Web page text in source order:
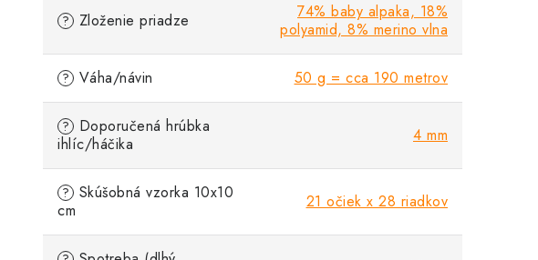
? Zloženie priadze
74% baby alpaka, 18%
polyamid, 8% merino vlna
? Váha/návin 50 g = cca 190 metrov
? Doporučená hrúbka
ihlíc/háčika
4 mm
? Skúšobná vzorka 10x10
cm
21 očiek x 28 riadkov